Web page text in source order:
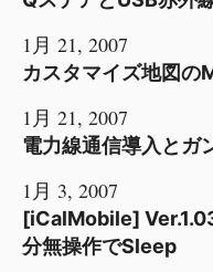
1月 21, 2007
カスタマイズ地図の
1月 21, 2007
電力線通信導入とガ
1月 3, 2007
[iCalMobile]
分無操作でSleep